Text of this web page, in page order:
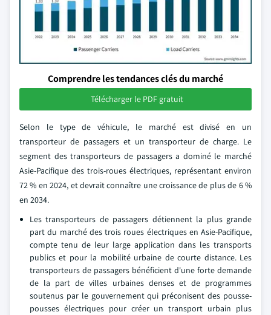
Comprendre les tendances clés du marché
Télécharger le PDF gratuit
Selon le type de véhicule, le marché est divisé en un
transporteur de passagers et un transporteur de charge. Le
segment des transporteurs de passagers a dominé le marché
Asie-Pacifique des trois-roues électriques, représentant environ
72 % en 2024, et devrait connaître une croissance de plus de 6 %
en 2034.
Les transporteurs de passagers détiennent la plus grande
part du marché des trois roues électriques en Asie-Pacifique,
compte tenu de leur large application dans les transports
publics et pour la mobilité urbaine de courte distance. Les
transporteurs de passagers bénéficient d'une forte demande
de la part de villes urbaines denses et de programmes
soutenus par le gouvernement qui préconisent des pousse-
pousses électriques pour créer un transport urbain plus